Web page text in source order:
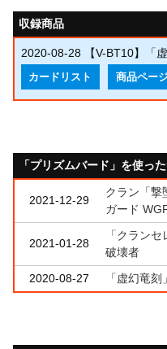
収録商品
2020-08-28 【V-BT10】「
カードリスト 商品ペー
「プリズムバード」を使っ
2021-12-29
クラン「撃
ガード
2021-01-28
「クラン
破壊者
2020-08-27
「虚幻竜